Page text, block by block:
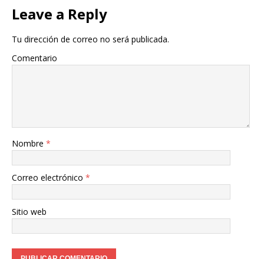
Leave a Reply
Tu dirección de correo no será publicada.
Comentario
Nombre *
Correo electrónico *
Sitio web